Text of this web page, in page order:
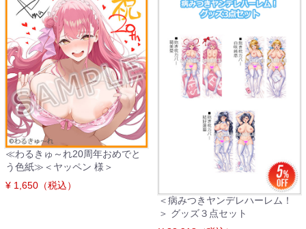
≪わるきゅ～れ20周年おめでと
う色紙≫＜ヤッペン 様＞
¥ 1,650（税込）
＜病みつきヤンデレハーレム！
＞ グッズ３点セット